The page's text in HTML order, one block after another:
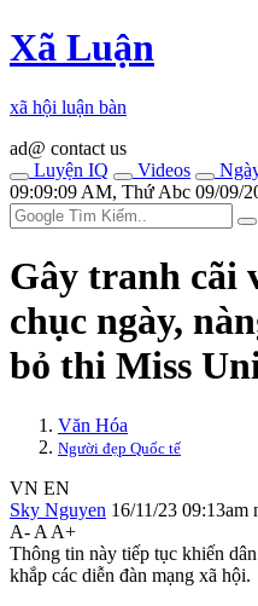
Xã Luận
xã hội luận bàn
ad@ contact us
Luyện IQ
Videos
09:09:09 AM, Thứ Abc 09/09/
Gây tranh cãi
chục ngày,
bỏ thi Miss
Văn Hóa
Người đẹp Quốc tế
VN EN
Sky Nguyen 16/11/23 09:13am
A- A A+
Thông tin này tiếp tục khiến
khắp các diễn đàn mạng xã hội.